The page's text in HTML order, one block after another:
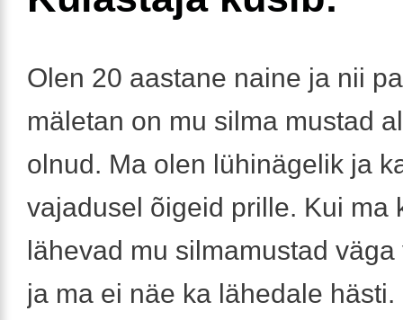
Olen 20 aastane naine ja nii
mäletan on mu silma mustad
olnud. Ma olen lühinägelik ja
vajadusel õigeid prille. Kui ma
lähevad mu silmamustad
ja ma ei näe ka lähedale